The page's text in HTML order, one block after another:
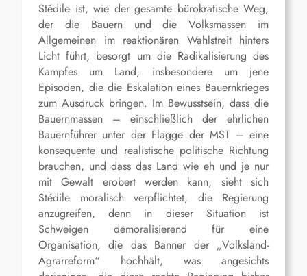
Stédile ist, wie der gesamte bürokratische Weg,
der die Bauern und die Volksmassen im
Allgemeinen im reaktionären Wahlstreit hinters
Licht führt, besorgt um die Radikalisierung des
Kampfes um Land, insbesondere um jene
Episoden, die die Eskalation eines Bauernkrieges
zum Ausdruck bringen. Im Bewusstsein, dass die
Bauernmassen – einschließlich der ehrlichen
Bauernführer unter der Flagge der MST – eine
konsequente und realistische politische Richtung
brauchen, und dass das Land wie eh und je nur
mit Gewalt erobert werden kann, sieht sich
Stédile moralisch verpflichtet, die Regierung
anzugreifen, denn in dieser Situation ist
Schweigen demoralisierend für eine
Organisation, die das Banner der „Volksland-
Agrarreform“ hochhält, was angesichts